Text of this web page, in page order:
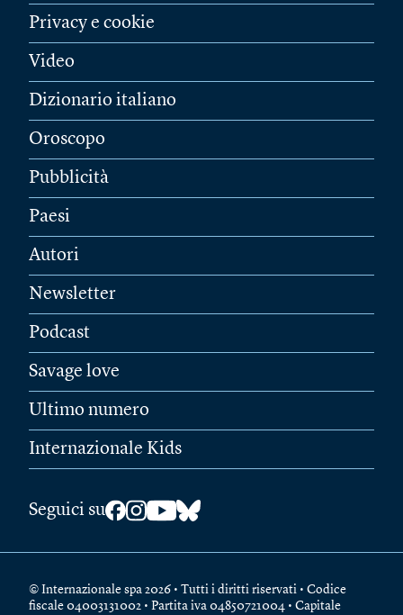
Privacy e cookie
Video
Dizionario italiano
Oroscopo
Pubblicità
Paesi
Autori
Newsletter
Podcast
Savage love
Ultimo numero
Internazionale Kids
Seguici su
© Internazionale spa 2026 • Tutti i diritti riservati • Codice
fiscale 04003131002 • Partita iva 04850721004 • Capitale